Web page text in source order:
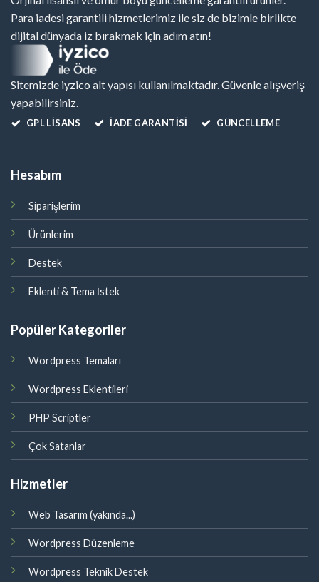
Para iadesi garantili hizmetlerimiz ile siz de bizimle birlikte
dijital dünyada iz bırakmak için adım atın!
Sitemizde iyzico alt yapısı kullanılmaktadır. Güvenle alışveriş
yapabilirsiniz.
GPL LISANS İADE GARANTİSİ GÜNCELLEME
Hesabım
Siparişlerim
Ürünlerim
Destek
Eklenti & Tema İstek
Popüler Kategoriler
Wordpress Temaları
Wordpress Eklentileri
PHP Scriptler
Çok Satanlar
Hizmetler
Web Tasarım (yakında...)
Wordpress Düzenleme
Wordpress Teknik Destek